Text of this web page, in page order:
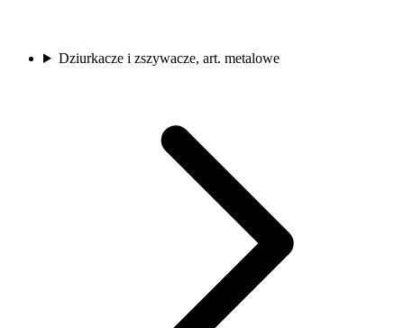
Dziurkacze i zszywacze, art. metalowe